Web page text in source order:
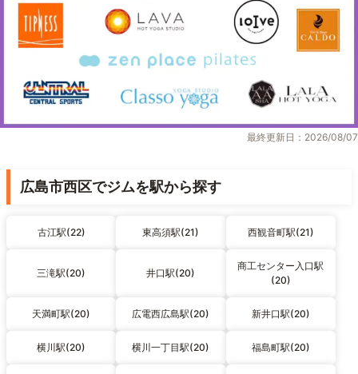
最終更新日：2026/08/07
広島市西区でジムを駅から探す
古江駅(22) 東高須駅(21) 西観音町駅(21)
三滝駅(20) 井口駅(20)
商工センター入口駅
(20)
天満町駅(20) 広電西広島駅(20) 新井口駅(20)
横川駅(20) 横川一丁目駅(20) 福島町駅(20)